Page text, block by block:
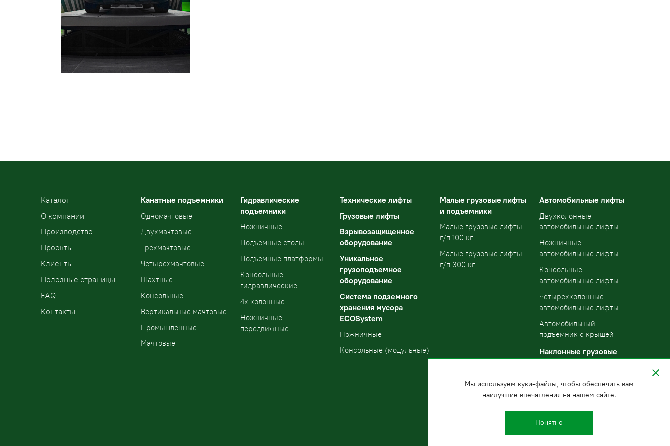
Kаталог
О компании
Производство
Проекты
Клиенты
Полезные страницы
FAQ
Контакты
Канатные подъемники
Одномачтовые
Двухмачтовые
Трехмачтовые
Четырехмачтовые
Шахтные
Консольные
Вертикальные мачтовые
Промышленные
Мачтовые
Гидравлические
подъемники
Ножничные
Подъемные столы
Подъемные платформы
Консольные
гидравлические
4х колонные
Ножничные
передвижные
Технические лифты
Грузовые лифты
Взрывозащищенное
оборудование
Уникальное
грузоподъемное
оборудование
Система подземного
хранения мусора
ECOSystem
Ножничные
Консольные (модульные)
Малые грузовые лифты
и подъемники
Малые грузовые лифты
г/п 100 кг
Малые грузовые лифты
г/п 300 кг
Автомобильные лифты
Двухколонные
автомобильные лифты
Ножничные
автомобильные лифты
Консольные
автомобильные лифты
Четырехколонные
автомобильные лифты
Автомобильный
подъемник с крышей
Наклонные грузовые
Мы используем куки-файлы, чтобы обеспечить вам
наилучшие впечатления на нашем сайте.
Понятно